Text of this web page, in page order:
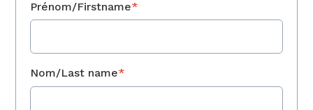
Prénom/Firstname*
Nom/Last name*